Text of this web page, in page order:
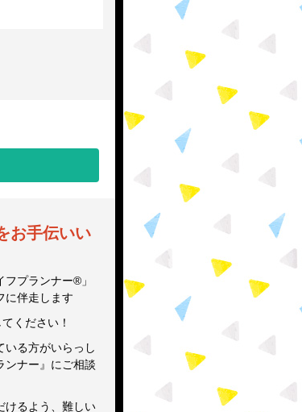
で育つ、子ど
お手伝いい
プランナー®」
に伴走します
ください！
いる方がいらっし
ンナー』にご相談
けるよう、難しい